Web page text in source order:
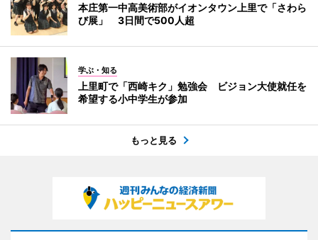
本庄第一中高美術部がイオンタウン上里で「さわら
び展」 3日間で500人超
学ぶ・知る
上里町で「西崎キク」勉強会 ビジョン大使就任を
希望する小中学生が参加
もっと見る